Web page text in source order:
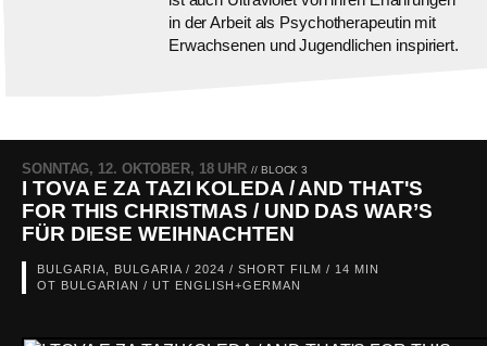
in der Arbeit als Psychotherapeutin mit
Erwachsenen und Jugendlichen inspiriert.
SONNTAG, 12. OKTOBER, 18 UHR// BLOCK 3
I TOVA E ZA TAZI KOLEDA / AND THAT'S
FOR THIS CHRISTMAS / UND DAS WAR’S
FÜR DIESE WEIHNACHTEN
BULGARIA, BULGARIA / 2024 / SHORT FILM / 14 MIN
OT BULGARIAN / UT ENGLISH+GERMAN